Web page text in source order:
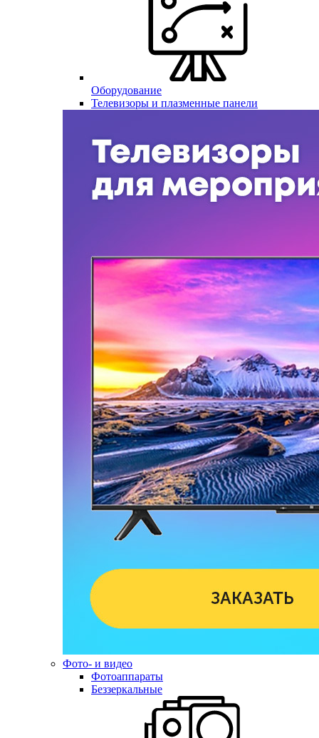
Оборудование
Телевизоры и плазменные панели
Фото- и видео
Фотоаппараты
Беззеркальные